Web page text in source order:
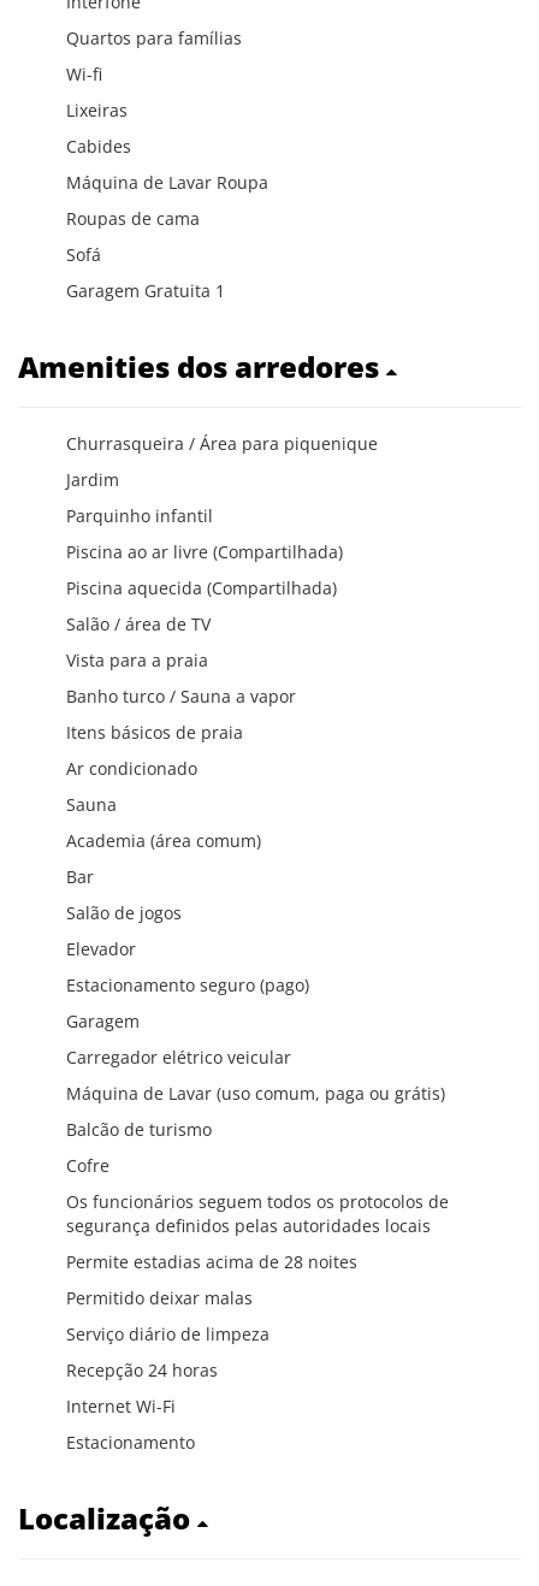
Quartos para famílias
Wi-fi
Lixeiras
Cabides
Máquina de Lavar Roupa
Roupas de cama
Sofá
Garagem Gratuita 1
Amenities dos arredores
Churrasqueira / Área para piquenique
Jardim
Parquinho infantil
Piscina ao ar livre (Compartilhada)
Piscina aquecida (Compartilhada)
Salão / área de TV
Vista para a praia
Banho turco / Sauna a vapor
Itens básicos de praia
Ar condicionado
Sauna
Academia (área comum)
Bar
Salão de jogos
Elevador
Estacionamento seguro (pago)
Garagem
Carregador elétrico veicular
Máquina de Lavar (uso comum, paga ou grátis)
Balcão de turismo
Cofre
Os funcionários seguem todos os protocolos de
segurança definidos pelas autoridades locais
Permite estadias acima de 28 noites
Permitido deixar malas
Serviço diário de limpeza
Recepção 24 horas
Internet Wi-Fi
Estacionamento
Localização